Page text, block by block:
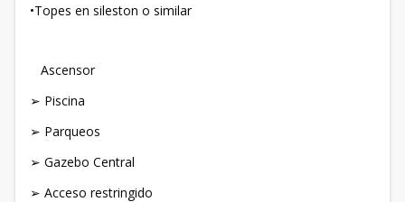
•Topes en sileston o similar
Ascensor
➢ Piscina
➢ Parqueos
➢ Gazebo Central
➢ Acceso restringido